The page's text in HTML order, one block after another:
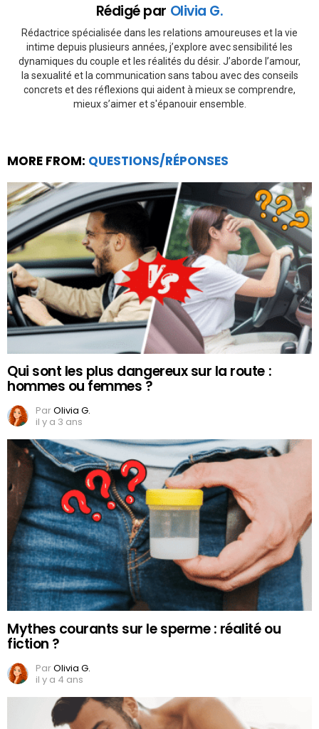
Rédigé par Olivia G.
Rédactrice spécialisée dans les relations amoureuses et la vie
intime depuis plusieurs années, j’explore avec sensibilité les
dynamiques du couple et les réalités du désir. J’aborde l’amour,
la sexualité et la communication sans tabou avec des conseils
concrets et des réflexions qui aident à mieux se comprendre,
mieux s’aimer et s'épanouir ensemble.
MORE FROM: QUESTIONS/RÉPONSES
Qui sont les plus dangereux sur la route :
hommes ou femmes ?
ParOlivia G.
il y a 3 ans
Mythes courants sur le sperme : réalité ou
fiction ?
ParOlivia G.
il y a 4 ans